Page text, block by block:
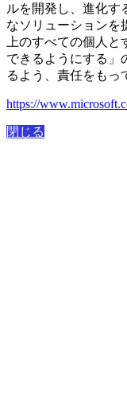
ルを開発し、進化す
なソリューションを
上のすべての個人
できるようにする」
るよう、責任をもっ
https://
閉じる